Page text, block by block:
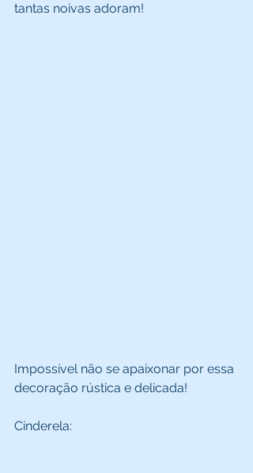
tantas noivas adoram!
Impossível não se apaixonar por essa
decoração rústica e delicada!
Cinderela: